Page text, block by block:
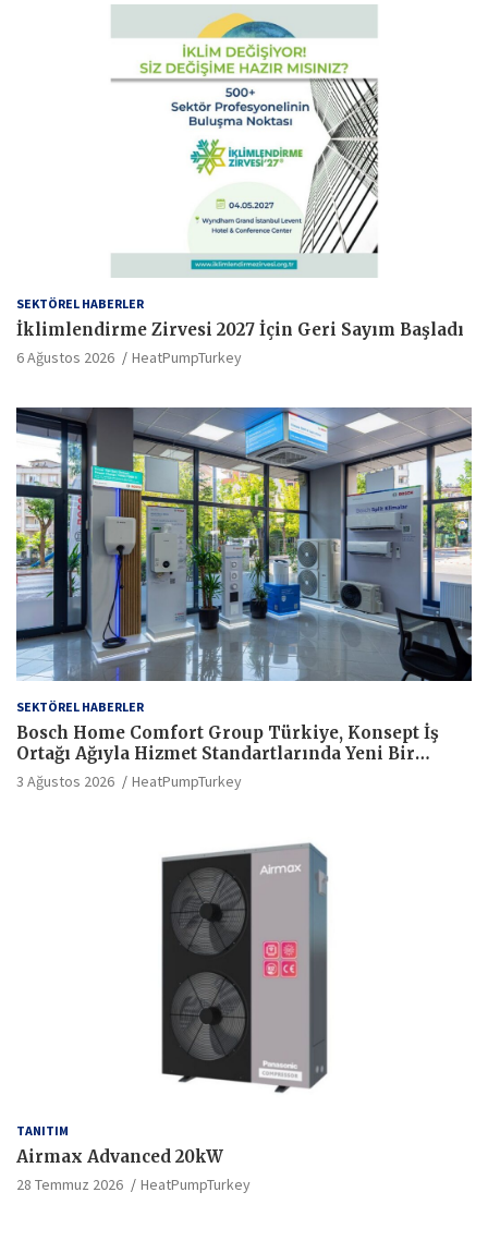
SEKTÖREL HABERLER
İklimlendirme Zirvesi 2027 İçin Geri Sayım Başladı
6 Ağustos 2026 HeatPumpTurkey
SEKTÖREL HABERLER
Bosch Home Comfort Group Türkiye, Konsept İş
Ortağı Ağıyla Hizmet Standartlarında Yeni Bir
Dönem Başlatıyor
3 Ağustos 2026 HeatPumpTurkey
TANITIM
Airmax Advanced 20kW
28 Temmuz 2026 HeatPumpTurkey